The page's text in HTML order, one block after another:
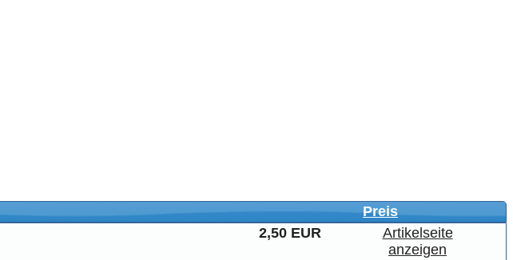
Preis
2,50 EUR
Artikelseite
anzeigen